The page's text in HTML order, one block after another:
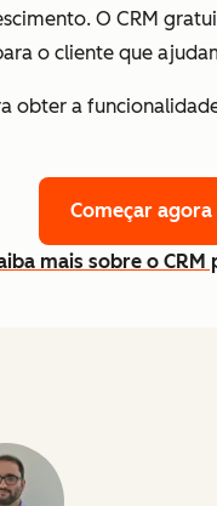
O CRM
o cliente que
obter a
Começar agora
mais sobre o CRM